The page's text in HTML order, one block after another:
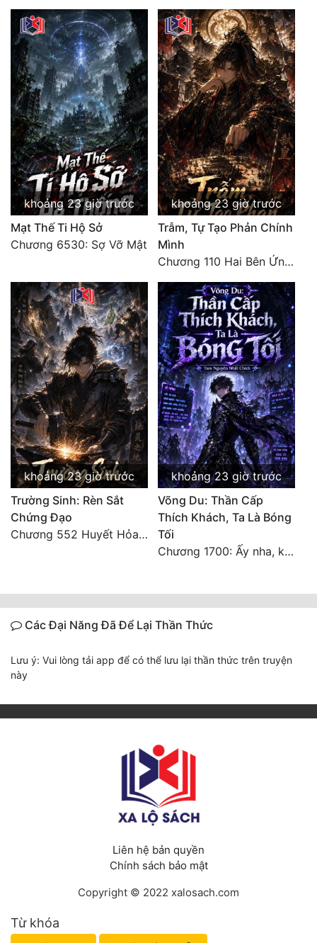
khoảng 23 giờ trước
Mạt Thế Ti Hộ Sở
Chương 6530: Sợ Vỡ Mật
khoảng 23 giờ trước
Trẫm, Tự Tạo Phản Chính
Mình
Chương 110 Hai Bên Ứng Phó
khoảng 23 giờ trước
Trường Sinh: Rèn Sắt
Chứng Đạo
Chương 552 Huyết Hỏa Độn Hư, nhân quả chưa dứt
khoảng 23 giờ trước
Võng Du: Thần Cấp
Thích Khách, Ta Là Bóng
Tối
Chương 1700: Ấy nha, không có chuyện gì!
Các Đại Năng Đã Để Lại Thần Thức
Lưu ý: Vui lòng tải app để có thể lưu lại thần thức trên truyện
này
Liên hệ bản quyền
Chính sách bảo mật
Copyright © 2022 xalosach.com
Từ khóa